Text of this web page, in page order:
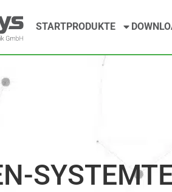
STARTPRODUKTE